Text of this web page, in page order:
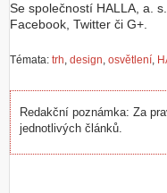
Se společností HALLA, a.
Facebook, Twitter či G+.
Témata: trh, design, osvětlení,
Redakční poznámka: Za
jednotlivých článků.